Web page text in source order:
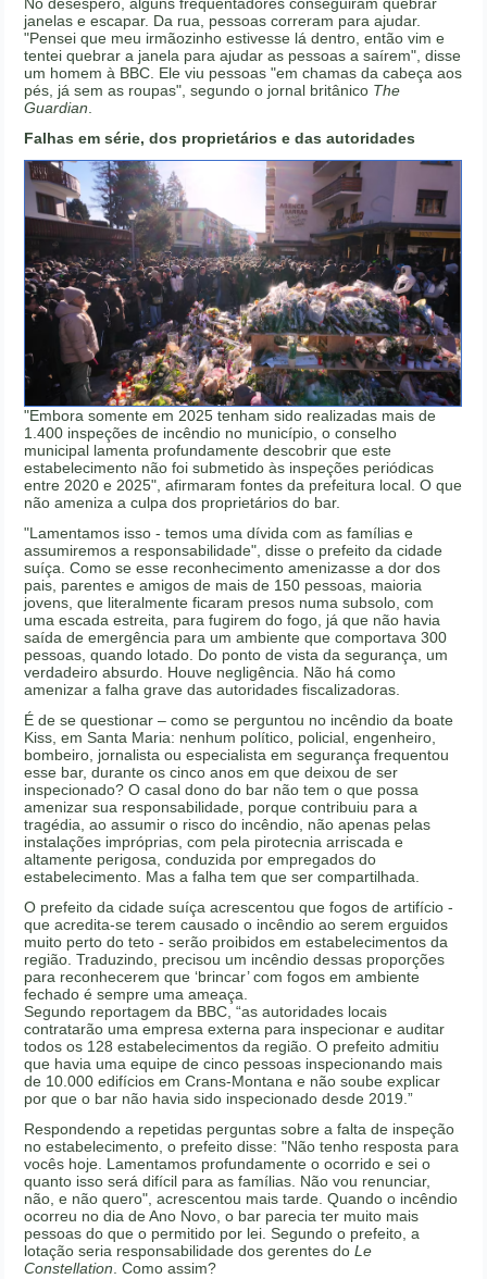
No desespero, alguns frequentadores conseguiram quebrar
janelas e escapar. Da rua, pessoas correram para ajudar.
"Pensei que meu irmãozinho estivesse lá dentro, então vim e
tentei quebrar a janela para ajudar as pessoas a saírem", disse
um homem à BBC. Ele viu pessoas "em chamas da cabeça aos
pés, já sem as roupas", segundo o jornal britânico The
Guardian.
Falhas em série, dos proprietários e das autoridades
"Embora somente em 2025 tenham sido realizadas mais de
1.400 inspeções de incêndio no município, o conselho
municipal lamenta profundamente descobrir que este
estabelecimento não foi submetido às inspeções periódicas
entre 2020 e 2025", afirmaram fontes da prefeitura local. O que
não ameniza a culpa dos proprietários do bar.
"Lamentamos isso - temos uma dívida com as famílias e
assumiremos a responsabilidade", disse o prefeito da cidade
suíça. Como se esse reconhecimento amenizasse a dor dos
pais, parentes e amigos de mais de 150 pessoas, maioria
jovens, que literalmente ficaram presos numa subsolo, com
uma escada estreita, para fugirem do fogo, já que não havia
saída de emergência para um ambiente que comportava 300
pessoas, quando lotado. Do ponto de vista da segurança, um
verdadeiro absurdo. Houve negligência. Não há como
amenizar a falha grave das autoridades fiscalizadoras.
É de se questionar – como se perguntou no incêndio da boate
Kiss, em Santa Maria: nenhum político, policial, engenheiro,
bombeiro, jornalista ou especialista em segurança frequentou
esse bar, durante os cinco anos em que deixou de ser
inspecionado? O casal dono do bar não tem o que possa
amenizar sua responsabilidade, porque contribuiu para a
tragédia, ao assumir o risco do incêndio, não apenas pelas
instalações impróprias, com pela pirotecnia arriscada e
altamente perigosa, conduzida por empregados do
estabelecimento. Mas a falha tem que ser compartilhada.
O prefeito da cidade suíça acrescentou que fogos de artifício -
que acredita-se terem causado o incêndio ao serem erguidos
muito perto do teto - serão proibidos em estabelecimentos da
região. Traduzindo, precisou um incêndio dessas proporções
para reconhecerem que ‘brincar’ com fogos em ambiente
fechado é sempre uma ameaça.
Segundo reportagem da BBC, “as autoridades locais
contratarão uma empresa externa para inspecionar e auditar
todos os 128 estabelecimentos da região. O prefeito admitiu
que havia uma equipe de cinco pessoas inspecionando mais
de 10.000 edifícios em Crans-Montana e não soube explicar
por que o bar não havia sido inspecionado desde 2019.”
Respondendo a repetidas perguntas sobre a falta de inspeção
no estabelecimento, o prefeito disse: "Não tenho resposta para
vocês hoje. Lamentamos profundamente o ocorrido e sei o
quanto isso será difícil para as famílias. Não vou renunciar,
não, e não quero", acrescentou mais tarde. Quando o incêndio
ocorreu no dia de Ano Novo, o bar parecia ter muito mais
pessoas do que o permitido por lei. Segundo o prefeito, a
lotação seria responsabilidade dos gerentes doLe
Constellation. Como assim?